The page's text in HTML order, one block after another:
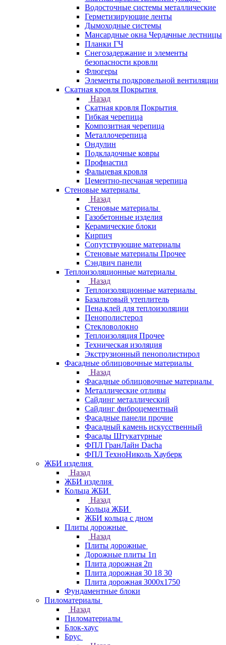
Водосточные системы металлические
Герметизирующие ленты
Дымоходные системы
Мансардные окна Чердачные лестницы
Планки ГЧ
Снегозадержание и элементы
безопасности кровли
Флюгеры
Элементы подкровельной вентиляции
Скатная кровля Покрытия
Назад
Скатная кровля Покрытия
Гибкая черепица
Композитная черепица
Металлочерепица
Ондулин
Подкладочные ковры
Профнастил
Фальцевая кровля
Цементно-песчаная черепица
Стеновые материалы
Назад
Стеновые материалы
Газобетонные изделия
Керамические блоки
Кирпич
Сопутствующие материалы
Стеновые материалы Прочее
Сэндвич панели
Теплоизоляционные материалы
Назад
Теплоизоляционные материалы
Базальтовый утеплитель
Пена,клей для теплоизоляции
Пенополистерол
Стекловолокно
Теплоизоляция Прочее
Техническая изоляция
Экструзионный пенополистирол
Фасадные облицовочные материалы
Назад
Фасадные облицовочные материалы
Металлические отливы
Сайдинг металлический
Сайдинг фиброцементный
Фасадные панели прочие
Фасадный камень искусственный
Фасады Штукатурные
ФПЛ ГранЛайн Dacha
ФПЛ ТехноНиколь Хауберк
ЖБИ изделия
Назад
ЖБИ изделия
Кольца ЖБИ
Назад
Кольца ЖБИ
ЖБИ кольца с дном
Плиты дорожные
Назад
Плиты дорожные
Дорожные плиты 1п
Плита дорожная 2п
Плита дорожная 30 18 30
Плита дорожная 3000х1750
Фундаментные блоки
Пиломатериалы
Назад
Пиломатериалы
Блок-хаус
Брус